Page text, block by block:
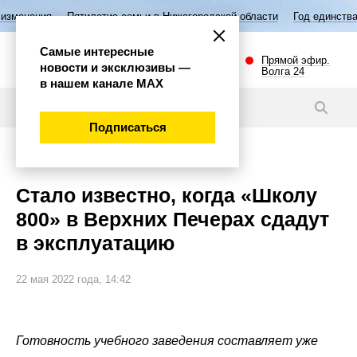
семьи в Нижегородской области Год единства народов
Прямой эфир.
Волга 24
Стало известно, когда «Школу
800» в Верхних Печерах сдадут
в эксплуатацию
22 мая 2022 года, 14:42
Готовность учебного заведения составляет уже
Самые интересные
новости и эксклюзивы —
в нашем канале МАХ
Подписаться